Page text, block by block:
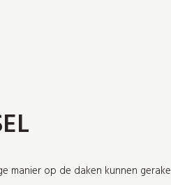
op de daken kunnen